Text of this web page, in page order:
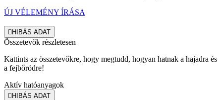
ÚJ VÉLEMÉNY ÍRÁSA
HIBÁS ADAT
Összetevők részletesen
Kattints az összetevőkre, hogy megtudd, hogyan hatnak a hajadra és
a fejbőrödre!
Aktív hatóanyagok
HIBÁS ADAT